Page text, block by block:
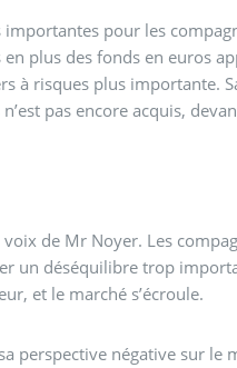
pour les
plus des fonds en euros
à risques plus importante.
pas encore acquis,
voix de Mr Noyer. Les
un déséquilibre trop
et le marché s’écroule.
perspective négative sur le